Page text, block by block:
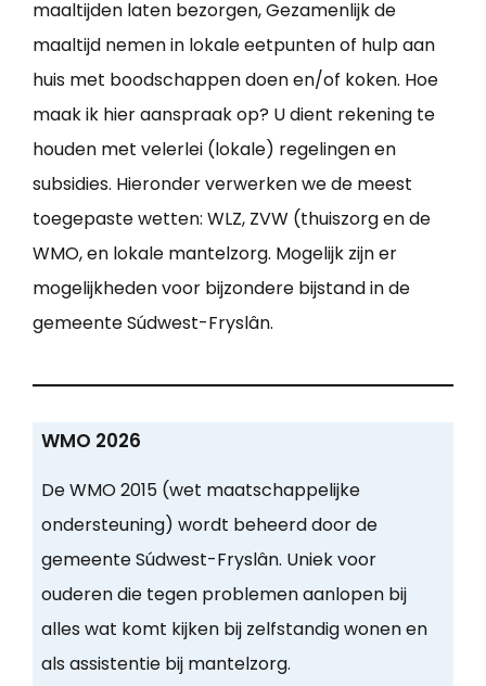
maaltijden laten bezorgen, Gezamenlijk de
maaltijd nemen in lokale eetpunten of hulp aan
huis met boodschappen doen en/of koken. Hoe
maak ik hier aanspraak op? U dient rekening te
houden met velerlei (lokale) regelingen en
subsidies. Hieronder verwerken we de meest
toegepaste wetten: WLZ, ZVW (thuiszorg en de
WMO, en lokale mantelzorg. Mogelijk zijn er
mogelijkheden voor bijzondere bijstand in de
gemeente Súdwest-Fryslân.
WMO 2026
De WMO 2015 (wet maatschappelijke
ondersteuning) wordt beheerd door de
gemeente Súdwest-Fryslân. Uniek voor
ouderen die tegen problemen aanlopen bij
alles wat komt kijken bij zelfstandig wonen en
als assistentie bij mantelzorg.